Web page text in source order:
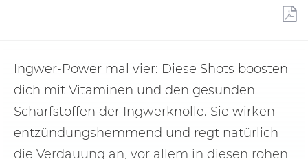
Ingwer-Power mal vier: Diese Shots boosten
dich mit Vitaminen und den gesunden
Scharfstoffen der Ingwerknolle. Sie wirken
entzündungshemmend und regt natürlich
die Verdauung an, vor allem in diesen rohen